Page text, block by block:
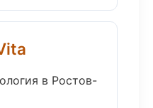
в Ростов-